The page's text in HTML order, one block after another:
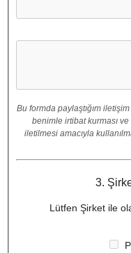
Bu formda paylaştığım
benimle irtibat kurması
iletilmesi amacıyla
3.
Lütfen Şirket ile